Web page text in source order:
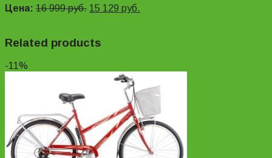
Цена: 16 999руб. 15 129 руб.
Related products
-11%